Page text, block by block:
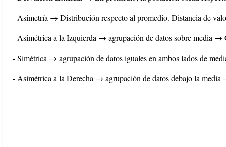
- Asimetría → Distribución respecto al promedio. Distancia de
- Asimétrica a la Izquierda → agrupación de datos sobre media →
- Simétrica → agrupación de datos iguales en ambos lados de
- Asimétrica a la Derecha → agrupación de datos debajo la